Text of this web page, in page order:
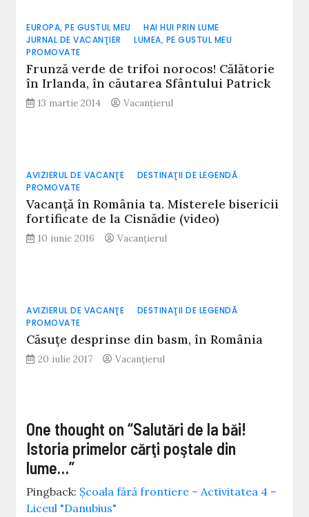
EUROPA, PE GUSTUL MEU
HAI HUI PRIN LUME
JURNAL DE VACANŢIER
LUMEA, PE GUSTUL MEU
PROMOVATE
Frunză verde de trifoi norocos! Călătorie
în Irlanda, în căutarea Sfântului Patrick
13 martie 2014 Vacanțierul
AVIZIERUL DE VACANŢE
DESTINAŢII DE LEGENDĂ
PROMOVATE
Vacanță în România ta. Misterele bisericii
fortificate de la Cisnădie (video)
10 iunie 2016 Vacanțierul
AVIZIERUL DE VACANŢE
DESTINAŢII DE LEGENDĂ
PROMOVATE
Căsuțe desprinse din basm, în România
20 iulie 2017 Vacanțierul
One thought on “Salutări de la băi!
Istoria primelor cărţi poştale din
lume…”
Pingback: Școala fără frontiere – Activitatea 4 –
Liceul "Danubius"